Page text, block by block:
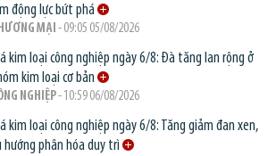
động lực bứt phá
MẠI - 09:05 05/08/2026
kim loại công nghiệp ngày 6/8: Đà tăng lan rộng ở
kim loại cơ bản
NGHIỆP- 10:59 06/08/2026
kim loại công nghiệp ngày 6/8: Tăng giảm đan xen,
hướng phân hóa duy trì